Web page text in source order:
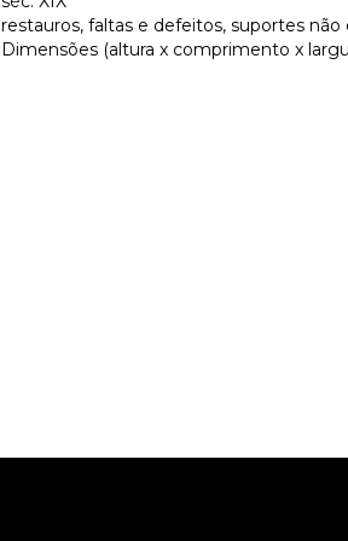
restauros, faltas e defeitos, suportes
Dimensões (altura x comprimento x